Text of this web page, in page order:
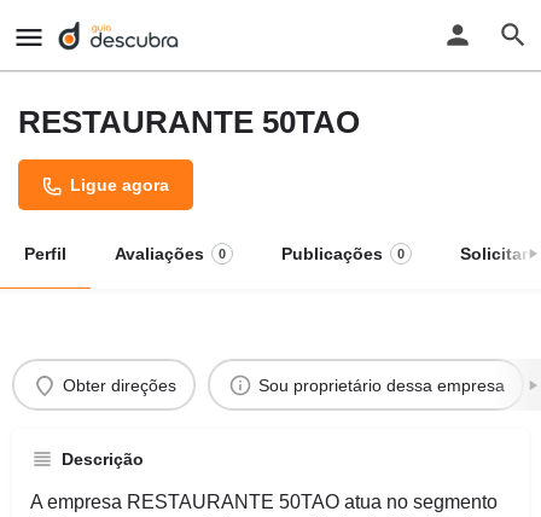
RESTAURANTE 50TAO
Ligue agora
Perfil Avaliações 0 Publicações 0 Solicitar
Obter direções Sou proprietário dessa empresa
Descrição
A empresa RESTAURANTE 50TAO atua no segmento